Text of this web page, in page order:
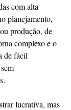
com alta
planejamento,
produção, de
complexo e o
de fácil
lucrativa, mas